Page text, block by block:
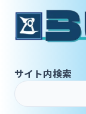
サイト内検索